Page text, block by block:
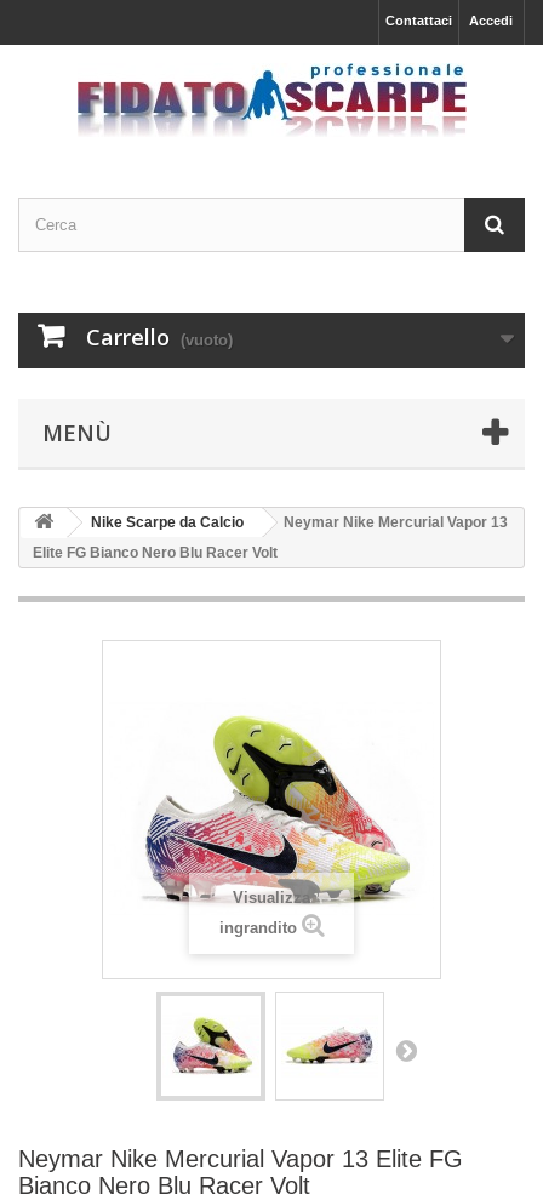
Accedi
Contattaci
Carrello (vuoto)
MENÙ
Nike Scarpe da Calcio
Neymar Nike Mercurial Vapor 13
Elite FG Bianco Nero Blu Racer Volt
Visualizza
ingrandito
Neymar Nike Mercurial Vapor 13 Elite FG
Bianco Nero Blu Racer Volt